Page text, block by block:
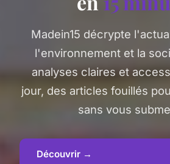
Madein15 décrypte
l'environnement et la
analyses claires et
jour, des articles fouillés
sans vous
Découvrir →